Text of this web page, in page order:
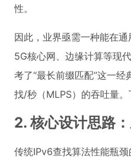
性。
因此，业界亟需一种能在
5G核心网、边缘计算等现
考了“最长前缀匹配”这一
找/秒（MLPS）的吞吐量
2. 核心设计思路
传统IPv6查找算法性能瓶